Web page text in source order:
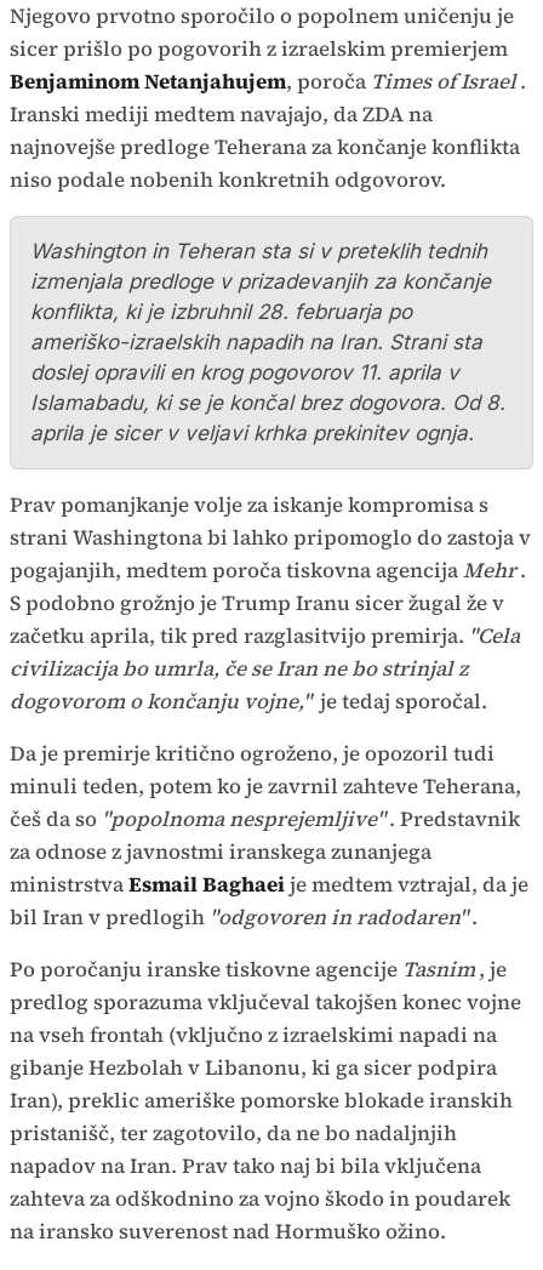
Njegovo prvotno sporočilo o popolnem uničenju je
sicer prišlo po pogovorih z izraelskim premierjem
Benjaminom Netanjahujem, poroča Times of Israel.
Iranski mediji medtem navajajo, da ZDA na
najnovejše predloge Teherana za končanje konflikta
niso podale nobenih konkretnih odgovorov.
Washington in Teheran sta si v preteklih tednih
izmenjala predloge v prizadevanjih za končanje
konflikta, ki je izbruhnil 28. februarja po
ameriško-izraelskih napadih na Iran. Strani sta
doslej opravili en krog pogovorov 11. aprila v
Islamabadu, ki se je končal brez dogovora. Od 8.
aprila je sicer v veljavi krhka prekinitev ognja.
Prav pomanjkanje volje za iskanje kompromisa s
strani Washingtona bi lahko pripomoglo do zastoja v
pogajanjih, medtem poroča tiskovna agencijaMehr.
S podobno grožnjo je Trump Iranu sicer žugal že v
začetku aprila, tik pred razglasitvijo premirja. "Cela
civilizacija bo umrla, če se Iran ne bo strinjal z
dogovorom o končanju vojne," je tedaj sporočal.
Da je premirje kritično ogroženo, je opozoril tudi
minuli teden, potem ko je zavrnil zahteve Teherana,
češ da so "popolnoma nesprejemljive". Predstavnik
za odnose z javnostmi iranskega zunanjega
ministrstvaEsmail Baghaeije medtem vztrajal, da je
bil Iran v predlogih "odgovoren in radodaren".
Po poročanju iranske tiskovne agencije Tasnim, je
predlog sporazuma vključeval takojšen konec vojne
na vseh frontah (vključno z izraelskimi napadi na
gibanje Hezbolah v Libanonu, ki ga sicer podpira
Iran), preklic ameriške pomorske blokade iranskih
pristanišč, ter zagotovilo, da ne bo nadaljnjih
napadov na Iran. Prav tako naj bi bila vključena
zahteva za odškodnino za vojno škodo in poudarek
na iransko suverenost nad Hormuško ožino.